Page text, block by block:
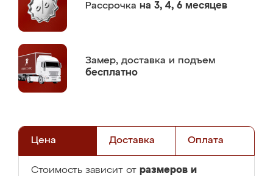
Рассрочка на 3, 4, 6 месяцев
Замер, доставка и подъем
бесплатно
Цена Доставка Оплата
Стоимость зависит от размеров и